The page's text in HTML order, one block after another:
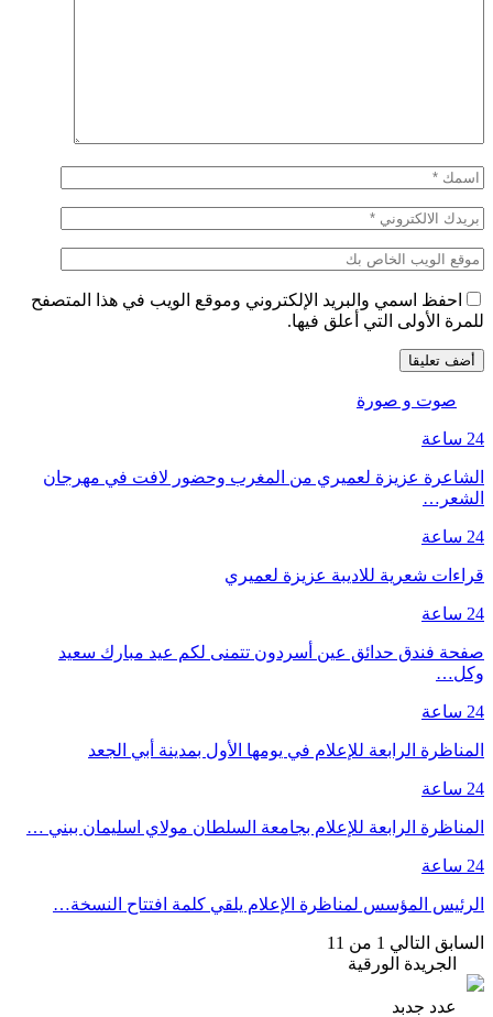
احفظ اسمي والبريد الإلكتروني وموقع الويب في هذا المتصفح
للمرة الأولى التي أعلق فيها.
صوت و صورة
24 ساعة
الشاعرة عزيزة لعميري من المغرب وحضور لافت في مهرجان
الشعر…
24 ساعة
قراءات شعرية للاديبة عزيزة لعميري
24 ساعة
صفحة فندق حدائق عين أسردون تتمنى لكم عيد مبارك سعيد
وكل…
24 ساعة
المناظرة الرابعة للإعلام في يومها الأول بمدينة أبي الجعد
24 ساعة
المناظرة الرابعة للإعلام بجامعة السلطان مولاي اسليمان ببني …
24 ساعة
الرئيس المؤسس لمناظرة الإعلام يلقي كلمة افتتاح النسخة…
السابق التالي 1 من 11
الجريدة الورقية
عدد جدبد